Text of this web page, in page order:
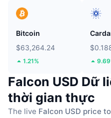
Bitcoin
$63,264.24
1.21%
Falcon USD Dữ
thời gian thực
The live Falcon USD price